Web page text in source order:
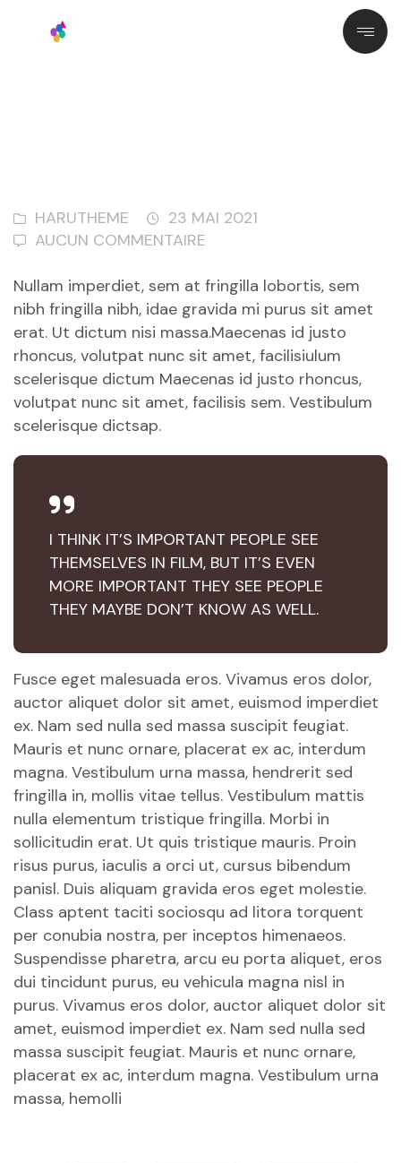
HARUTHEME
23 MAI 2021
AUCUN COMMENTAIRE
Nullam imperdiet, sem at fringilla lobortis, sem
nibh fringilla nibh, idae gravida mi purus sit amet
erat. Ut dictum nisi massa.Maecenas id justo
rhoncus, volutpat nunc sit amet, facilisiulum
scelerisque dictum Maecenas id justo rhoncus,
volutpat nunc sit amet, facilisis sem. Vestibulum
scelerisque dictsap.
I THINK IT’S IMPORTANT PEOPLE SEE
THEMSELVES IN FILM, BUT IT’S EVEN
MORE IMPORTANT THEY SEE PEOPLE
THEY MAYBE DON’T KNOW AS WELL.
Fusce eget malesuada eros. Vivamus eros dolor,
auctor aliquet dolor sit amet, euismod imperdiet
ex. Nam sed nulla sed massa suscipit feugiat.
Mauris et nunc ornare, placerat ex ac, interdum
magna. Vestibulum urna massa, hendrerit sed
fringilla in, mollis vitae tellus. Vestibulum mattis
nulla elementum tristique fringilla. Morbi in
sollicitudin erat. Ut quis tristique mauris. Proin
risus purus, iaculis a orci ut, cursus bibendum
panisl. Duis aliquam gravida eros eget molestie.
Class aptent taciti sociosqu ad litora torquent
per conubia nostra, per inceptos himenaeos.
Suspendisse pharetra, arcu eu porta aliquet, eros
dui tincidunt purus, eu vehicula magna nisl in
purus. Vivamus eros dolor, auctor aliquet dolor sit
amet, euismod imperdiet ex. Nam sed nulla sed
massa suscipit feugiat. Mauris et nunc ornare,
placerat ex ac, interdum magna. Vestibulum urna
massa, hemolli